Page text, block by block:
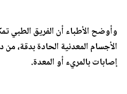
وأوضح الأطباء أن الفريق الطبي
الأجسام المعدنية الحادة بدقة،
إصابات بالمريء أو المعدة.